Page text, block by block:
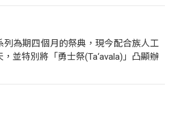
列為期四個月的祭典，現今配合族人工
並特別將「勇士祭(Ta‘avala)」凸顯辦